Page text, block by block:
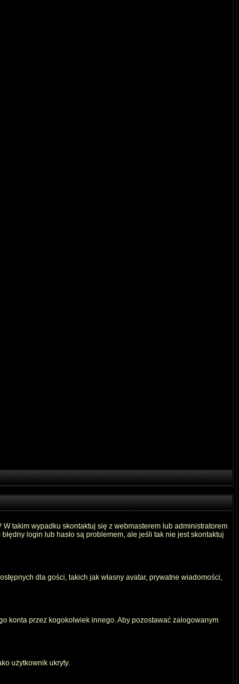
takim wypadku skontaktuj się z webmasterem lub administratorem
login lub hasło są problemem, ale jeśli tak nie jest skontaktuj
dla gości, takich jak własny avatar, prywatne wiadomości,
konta przez kogokolwiek innego. Aby pozostawać zalogowanym
użytkownik ukryty.